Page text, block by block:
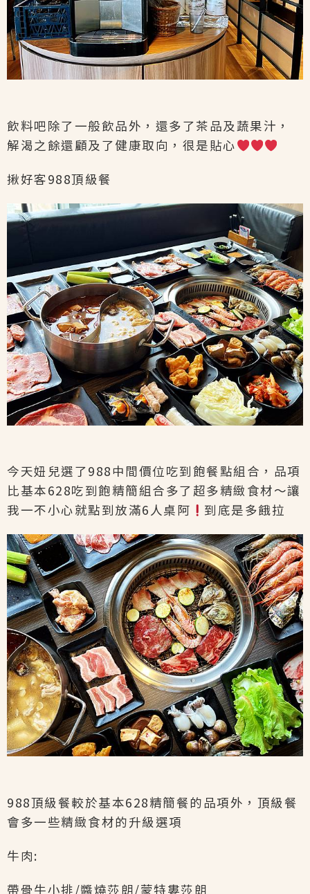
飲料吧除了一般飲品外，還多了茶品及蔬果汁，
解渴之餘還顧及了健康取向，很是貼心
揪好客988頂級餐
今天妞兒選了988中間價位吃到飽餐點組合，品項
比基本628吃到飽精簡組合多了超多精緻食材～讓
我一不小心就點到放滿6人桌阿
到底是多餓拉
988頂級餐較於基本628精簡餐的品項外，頂級餐
會多一些精緻食材的升級選項
牛肉:
帶骨牛小排/醬燒莎朗/蒙特婁莎朗